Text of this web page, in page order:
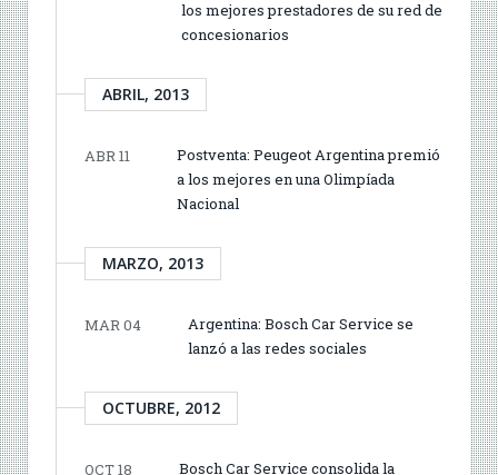
los mejores prestadores de su red de
concesionarios
ABRIL, 2013
ABR 11
Postventa: Peugeot Argentina premió
a los mejores en una Olimpíada
Nacional
MARZO, 2013
MAR 04
Argentina: Bosch Car Service se
lanzó a las redes sociales
OCTUBRE, 2012
OCT 18 Bosch Car Service consolida la